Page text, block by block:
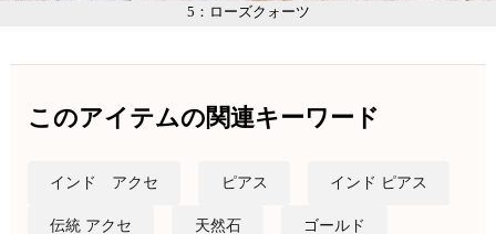
5：ローズクォーツ
このアイテムの関連キーワード
インド アクセ ピアス インド ピアス
伝統 アクセ 天然石 ゴールド